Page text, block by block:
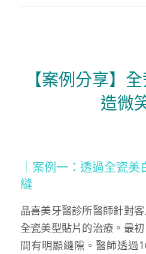
【案例分享】
造微
｜案例一：透過全瓷
縫
晶喜美牙醫診所醫師針對
全瓷美型貼片的治療。最
間有明顯縫隙。醫師透過